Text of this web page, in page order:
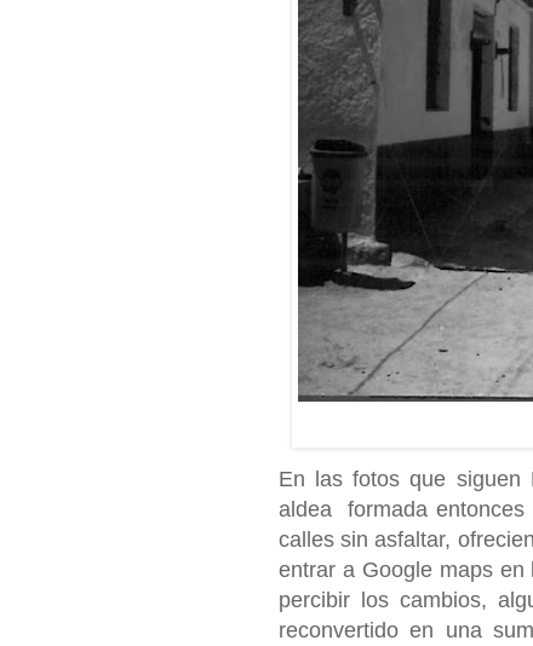
En las fotos que siguen
aldea formada entonces
calles sin asfaltar,
entrar a Google maps en
percibir los cambios,
reconvertido en una